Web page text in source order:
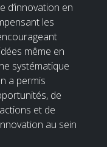
d’innovation en
les
même en
systématique
a permis
de
et de
au sein